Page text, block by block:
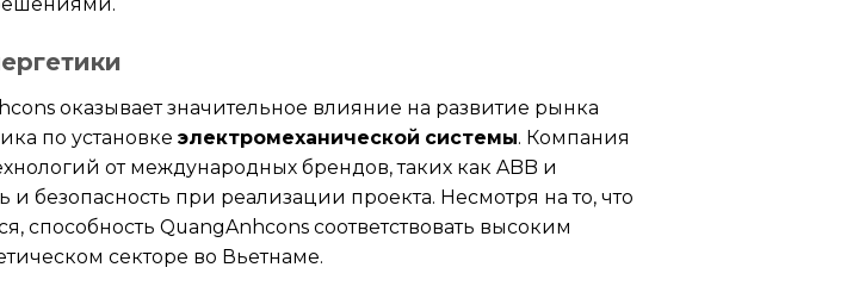
оказывает значительное влияние на развитие рынка
по установке электромеханической системы. Компания
от международных брендов, таких как ABB и
безопасность при реализации проекта. Несмотря на то, что
способность QuangAnhcons соответствовать высоким
секторе во Вьетнаме.